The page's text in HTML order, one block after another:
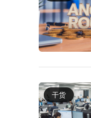
干货